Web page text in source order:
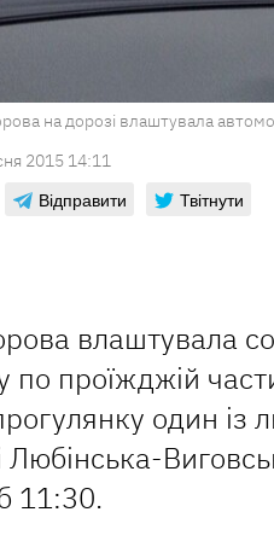
на дорозі влаштувала
2015 14:11
Відправити Твітнути
влаштувала
по проїжджій
один із
Любінська-
11:30.